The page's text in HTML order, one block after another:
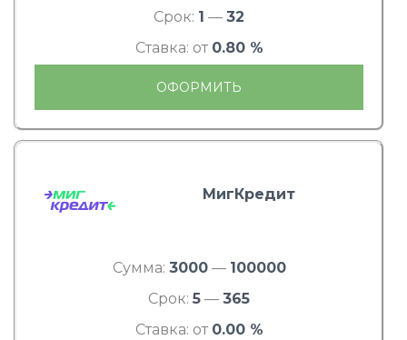
Срок: 1 — 32
Ставка: от 0.80 %
ОФОРМИТЬ
МигКредит
Сумма: 3000— 100000
Срок: 5 — 365
Ставка: от 0.00 %